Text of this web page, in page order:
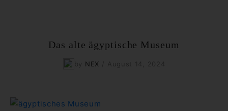
Das alte ägyptische Museum
NEX